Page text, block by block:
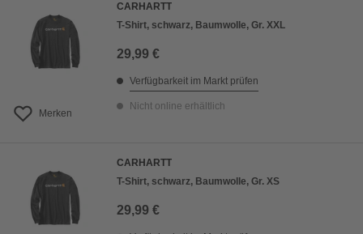
Merken
CARHARTT
T-Shirt, schwarz, Baumwolle, Gr. XXL
29,99 €
Verfügbarkeit im Markt prüfen
Nicht online erhältlich
CARHARTT
T-Shirt, schwarz, Baumwolle, Gr. XS
29,99 €